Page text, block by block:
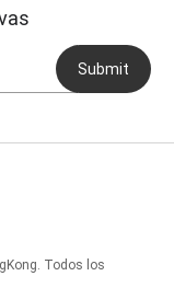
Submit
Todos los